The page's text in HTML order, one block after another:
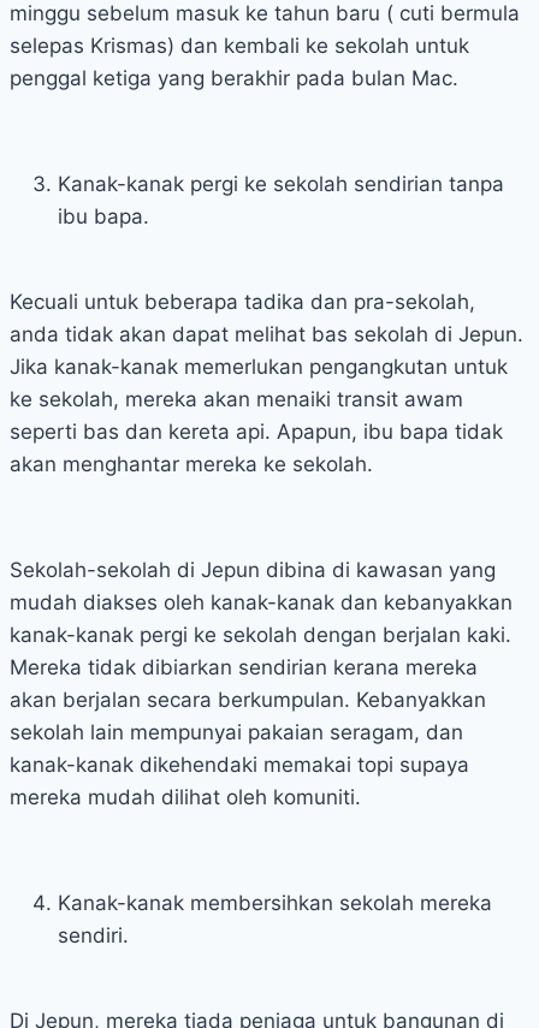
minggu sebelum masuk ke tahun baru ( cuti bermula
selepas Krismas) dan kembali ke sekolah untuk
penggal ketiga yang berakhir pada bulan Mac.
Kanak-kanak pergi ke sekolah sendirian tanpa
ibu bapa.
Kecuali untuk beberapa tadika dan pra-sekolah,
anda tidak akan dapat melihat bas sekolah di Jepun.
Jika kanak-kanak memerlukan pengangkutan untuk
ke sekolah, mereka akan menaiki transit awam
seperti bas dan kereta api. Apapun, ibu bapa tidak
akan menghantar mereka ke sekolah.
Sekolah-sekolah di Jepun dibina di kawasan yang
mudah diakses oleh kanak-kanak dan kebanyakkan
kanak-kanak pergi ke sekolah dengan berjalan kaki.
Mereka tidak dibiarkan sendirian kerana mereka
akan berjalan secara berkumpulan. Kebanyakkan
sekolah lain mempunyai pakaian seragam, dan
kanak-kanak dikehendaki memakai topi supaya
mereka mudah dilihat oleh komuniti.
Kanak-kanak membersihkan sekolah mereka
sendiri.
Di Jepun, mereka tiada penjaga untuk bangunan di